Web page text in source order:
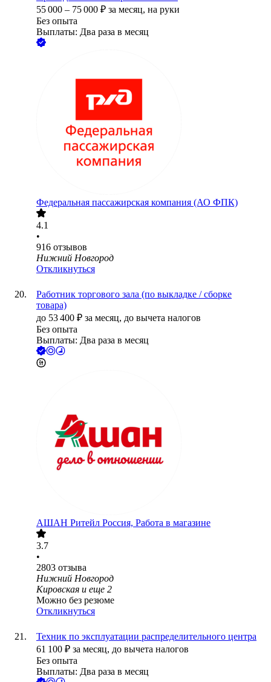
55 000 – 75 000 ₽ за месяц, на руки
Без опыта
Выплаты: Два раза в месяц
Федеральная пассажирская компания (АО ФПК)
4.1
•
916 отзывов
Нижний Новгород
Откликнуться
Работник торгового зала (по выкладке / сборке
товара)
до 53 400 ₽ за месяц, до вычета налогов
Без опыта
Выплаты: Два раза в месяц
АШАН Ритейл Россия, Работа в магазине
3.7
•
2803 отзыва
Нижний Новгород
Кировская и еще 2
Можно без резюме
Откликнуться
Техник по эксплуатации распределительного центра
61 100 ₽ за месяц, до вычета налогов
Без опыта
Выплаты: Два раза в месяц